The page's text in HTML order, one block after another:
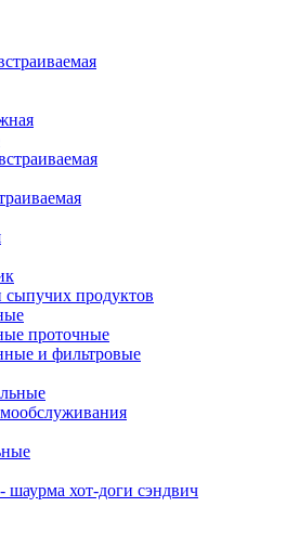
продуктов
проточные
и фильтровые
шаурма хот-доги сэндвич